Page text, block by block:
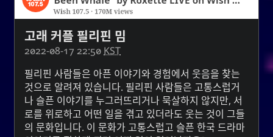
고래 커플 필리핀 밈
2022-08-17 22:50 KST
필리핀 사람들은 아픈 이야기와 경험에서 웃음을 찾는
것으로 알려져 있습니다. 필리핀 사람들은 고통스럽거
나 슬픈 이야기를 누그러뜨리거나 묵살하지 않지만, 서
로를 위로하고 어떤 일을 겪고 있더라도 웃는 것이 그들
의 문화입니다. 이 문화가 고통스럽고 슬픈 한국 드라마